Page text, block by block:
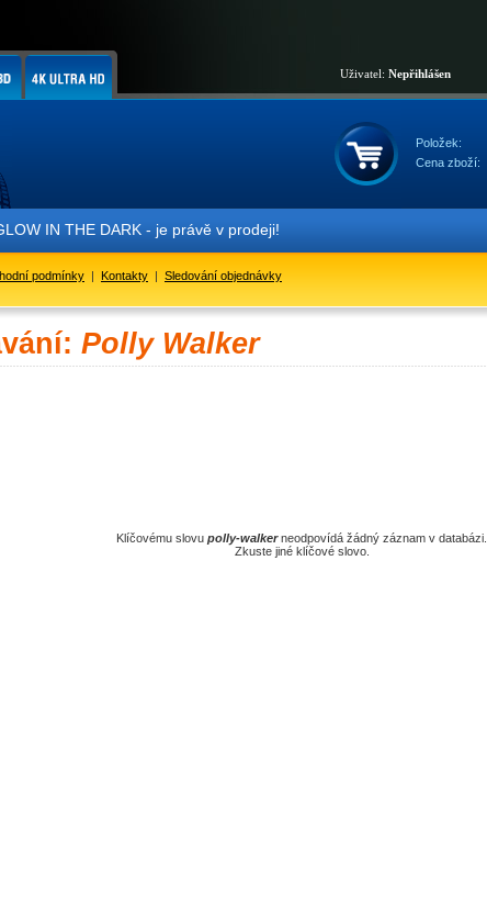
Uživatel: Nepřihlášen
Položek:
Cena zboží:
IN THE DARK - je právě v prodeji!
podmínky | Kontakty | Sledování objednávky
Polly Walker
Klíčovému slovu polly-walkerneodpovídá žádný záznam v databázi.
Zkuste jiné klíčové slovo.